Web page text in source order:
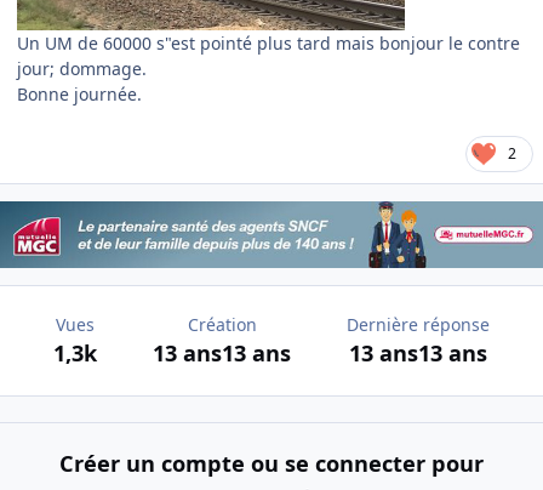
Un UM de 60000 s"est pointé plus tard mais bonjour le contre
jour; dommage.
Bonne journée.
2
Vues
1,3k
Création
13 ans13 ans
Dernière réponse
13 ans13 ans
Créer un compte ou se connecter pour